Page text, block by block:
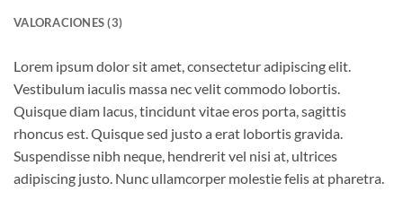
VALORACIONES (3)
Lorem ipsum dolor sit amet, consectetur adipiscing elit.
Vestibulum iaculis massa nec velit commodo lobortis.
Quisque diam lacus, tincidunt vitae eros porta, sagittis
rhoncus est. Quisque sed justo a erat lobortis gravida.
Suspendisse nibh neque, hendrerit vel nisi at, ultrices
adipiscing justo. Nunc ullamcorper molestie felis at pharetra.